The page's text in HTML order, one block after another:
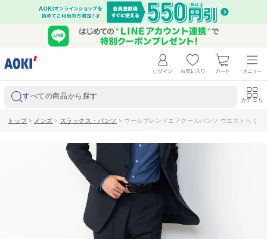
すべての商品から探す カテゴリ
トップ> メンズ > スラックス・パンツ > ウールブレンドエアクールパンツ ウエストらく